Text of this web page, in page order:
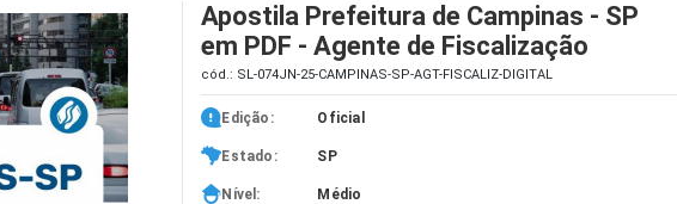
Apostila Prefeitura de Campinas - SP
em PDF - Agente de Fiscalização
cód.: SL-074JN-25-CAMPINAS-SP-AGT-FISCALIZ-DIGITAL
Edição: Oficial
Estado: SP
Nível: Médio